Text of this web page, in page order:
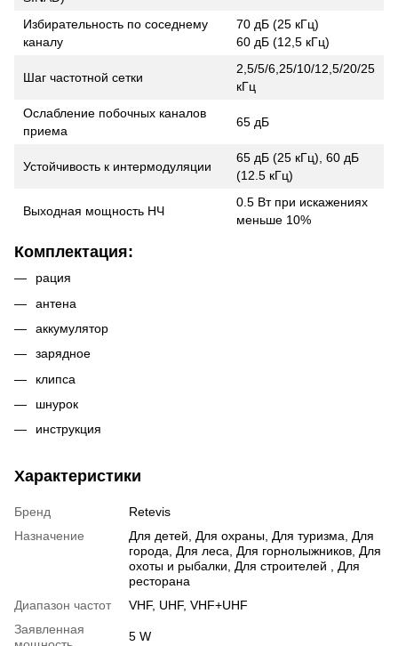
Избирательность по соседнему
каналу
70 дБ (25 кГц)
60 дБ (12,5 кГц)
Шаг частотной сетки
2,5/5/6,25/10/12,5/20/25
кГц
Ослабление побочных каналов
приема
65 дБ
Устойчивость к интермодуляции
65 дБ (25 кГц), 60 дБ
(12.5 кГц)
Выходная мощность НЧ
0.5 Вт при искажениях
меньше 10%
Комплектация:
рация
антена
аккумулятор
зарядное
клипса
шнурок
инструкция
Характеристики
Бренд
Retevis
Назначение
Для детей, Для охраны, Для туризма, Для
города, Для леса, Для горнолыжников, Для
охоты и рыбалки, Для строителей , Для
ресторана
Диапазон частот
VHF, UHF, VHF+UHF
Заявленная
5 W